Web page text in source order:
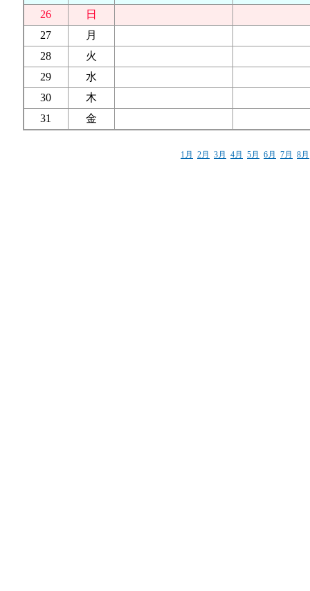
26
日
27
月
28
火
29
水
30
木
31
金
1月 2月 3月 4月 5月 6月 7月 8月